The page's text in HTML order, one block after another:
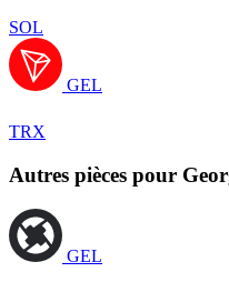
SOL
GEL
TRX
Autres pièces pour
GEL